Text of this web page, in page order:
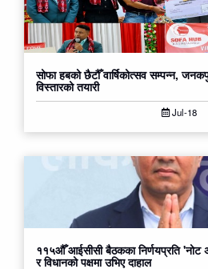
सोफा हबको छैटौँ वार्षिकोत्सव सम्पन्न,
विस्तारको तयारी
Jul-18
११५औँ आईसीसी बैठकका निर्णयप्रति 'नोट
र विधानको पक्षमा उभिए दाहाल